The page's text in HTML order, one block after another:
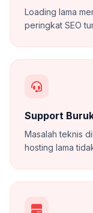
Loading lama
peringkat SEO
Support
Masalah teknis
hosting lama